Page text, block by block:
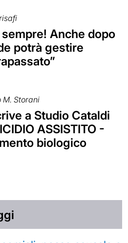
Anche dopo
potrà gestire
M. Storani
a Studio Cataldi
ASSISTITO -
biologico